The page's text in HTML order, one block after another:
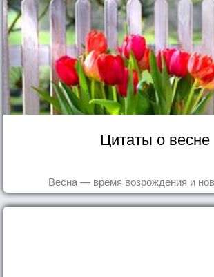
Цитаты о весне
Весна — время возрождения и